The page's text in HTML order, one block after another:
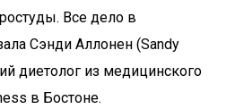
Все дело в
Сэнди Аллонен (Sandy
диетолог из медицинского
в Бостоне.